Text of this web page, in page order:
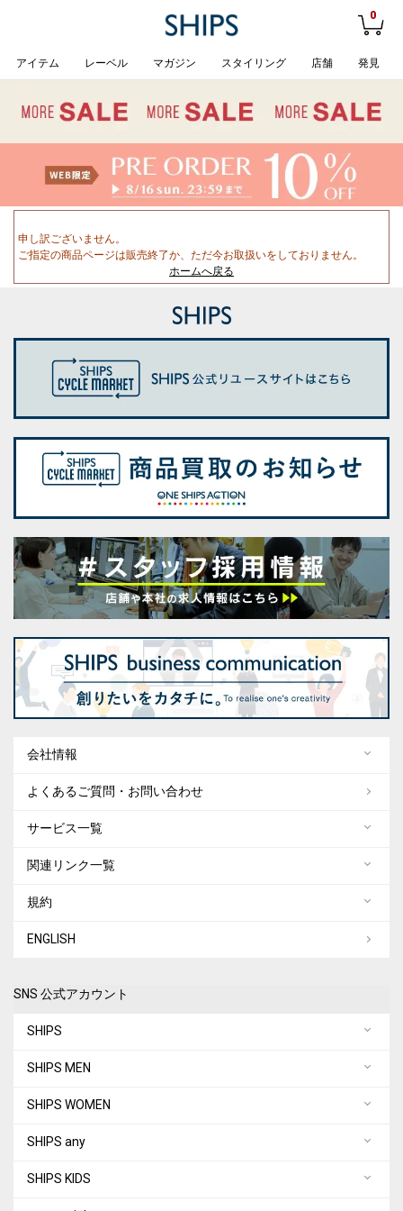
0
アイテム レーベル マガジン スタイリング 店舗 発見
申し訳ございません。
ご指定の商品ページは販売終了か、ただ今お取扱いをしておりません。
ホームへ戻る
会社情報
よくあるご質問・お問い合わせ
サービス一覧
関連リンク一覧
規約
ENGLISH
SNS 公式アカウント
SHIPS
SHIPS MEN
SHIPS WOMEN
SHIPS any
SHIPS KIDS